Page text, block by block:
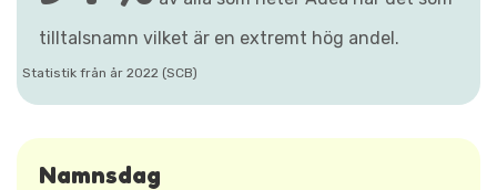
tilltalsnamn vilket är en extremt hög andel.
Statistik från år 2022 (SCB)
Namnsdag